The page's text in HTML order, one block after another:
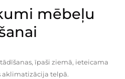
mēbeļu
īpaši ziemā, ieteicama
telpā.